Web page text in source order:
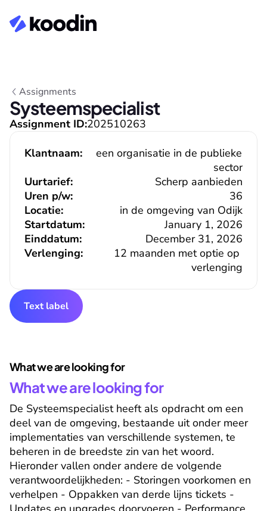
Assignments
Systeemspecialist
Assignment ID:202510263
Klantnaam:
een organisatie in de publieke
sector
Uurtarief:
Scherp aanbieden
36
Uren p/w:
Locatie:
in de omgeving van Odijk
Verlenging:
12 maanden met optie op
verlenging
Einddatum: December 31, 2026
Startdatum: January 1, 2026
Text label
What we are looking for
What we are looking for
De Systeemspecialist heeft als opdracht om een
deel van de omgeving, bestaande uit onder meer
implementaties van verschillende systemen, te
beheren in de breedste zin van het woord.
Hieronder vallen onder andere de volgende
verantwoordelijkheden: - Storingen voorkomen en
verhelpen - Oppakken van derde lijns tickets -